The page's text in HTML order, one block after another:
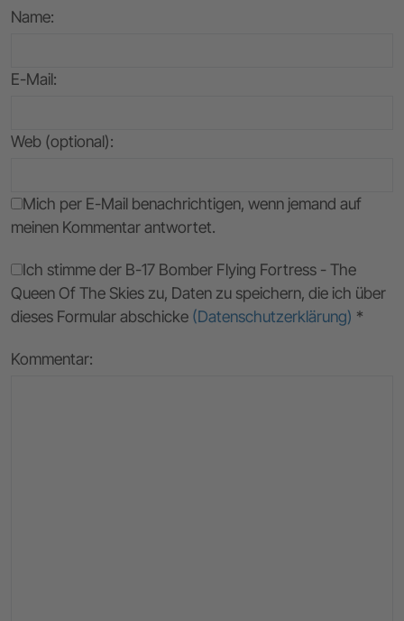
Name:
E-Mail:
Web (optional):
Mich per E-Mail benachrichtigen, wenn jemand auf
meinen Kommentar antwortet.
Ich stimme der B-17 Bomber Flying Fortress - The
Queen Of The Skies zu, Daten zu speichern, die ich über
dieses Formular abschicke (Datenschutzerklärung) *
Kommentar: